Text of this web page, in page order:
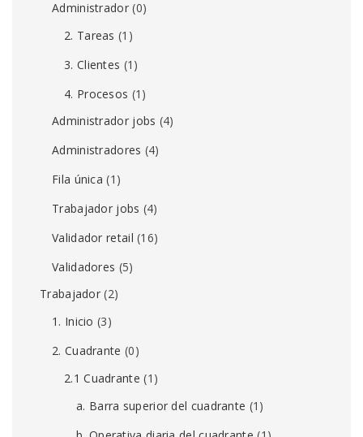
Administrador(0)
2. Tareas (1)
3. Clientes (1)
4. Procesos (1)
Administrador jobs (4)
Administradores (4)
Fila única (1)
Trabajador jobs (4)
Validador retail (16)
Validadores (5)
Trabajador (2)
1. Inicio (3)
2. Cuadrante (0)
2.1 Cuadrante (1)
a. Barra superior del cuadrante (1)